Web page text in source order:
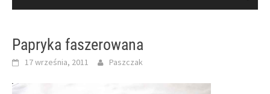
Papryka faszerowana
17 września, 2011 Paszczak